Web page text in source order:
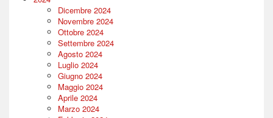
Dicembre 2024
Novembre 2024
Ottobre 2024
Settembre 2024
Agosto 2024
Luglio 2024
Giugno 2024
Maggio 2024
Aprile 2024
Marzo 2024